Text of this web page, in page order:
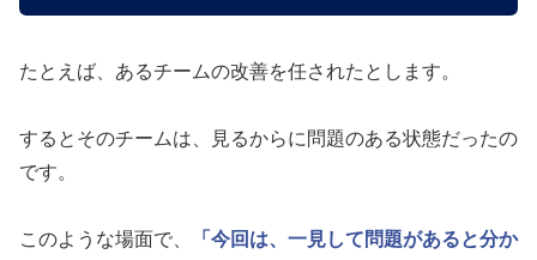
たとえば、あるチームの改善を任されたとします。
するとそのチームは、見るからに問題のある状態だったの
です。
このような場面で、
「今回は、一見して問題があると分か